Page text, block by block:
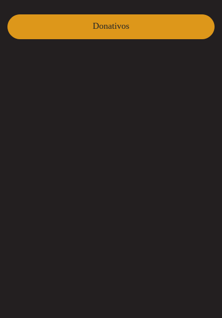
Donativos